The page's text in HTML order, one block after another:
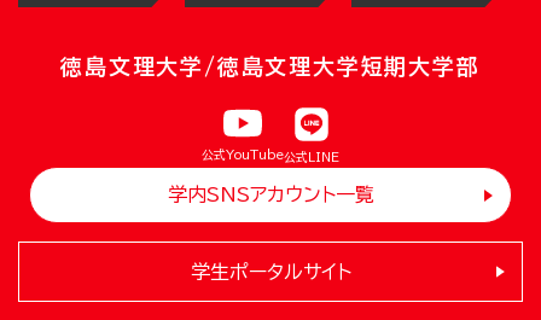
徳島文理大学/徳島文理大学短期大学部
公式YouTube公式LINE
学内SNSアカウント一覧
学生ポータルサイト